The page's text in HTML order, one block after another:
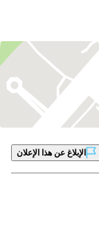
الإبلاغ عن هذا الإعلان